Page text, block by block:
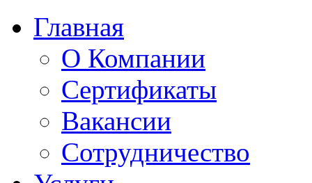
Главная
О Компании
Сертификаты
Вакансии
Сотрудничество